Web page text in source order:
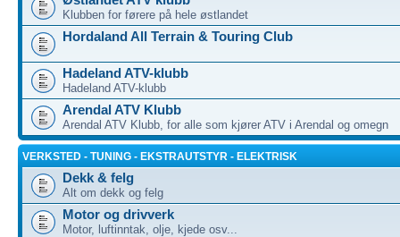
Klubben for førere på hele østlandet
Hordaland All Terrain & Touring Club
Hadeland ATV-klubb
Hadeland ATV-klubb
Arendal ATV Klubb
Arendal ATV Klubb, for alle som kjører ATV i Arendal og omegn
VERKSTED - TUNING - EKSTRAUTSTYR - ELEKTRISK
Dekk & felg
Alt om dekk og felg
Motor og drivverk
Motor, luftinntak, olje, kjede osv...